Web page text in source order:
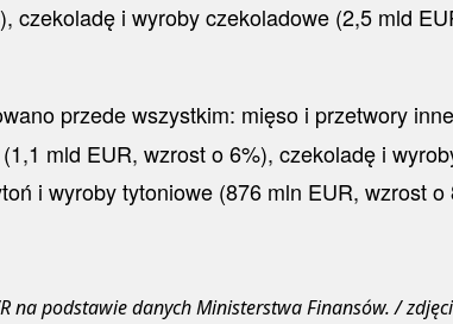
czekoladę i wyroby czekoladowe (2,5 mld
przede wszystkim: mięso i przetwory
mld EUR, wzrost o 6%), czekoladę i
i wyroby tytoniowe (876 mln EUR, wzrost
na podstawie danych Ministerstwa Finansów. /